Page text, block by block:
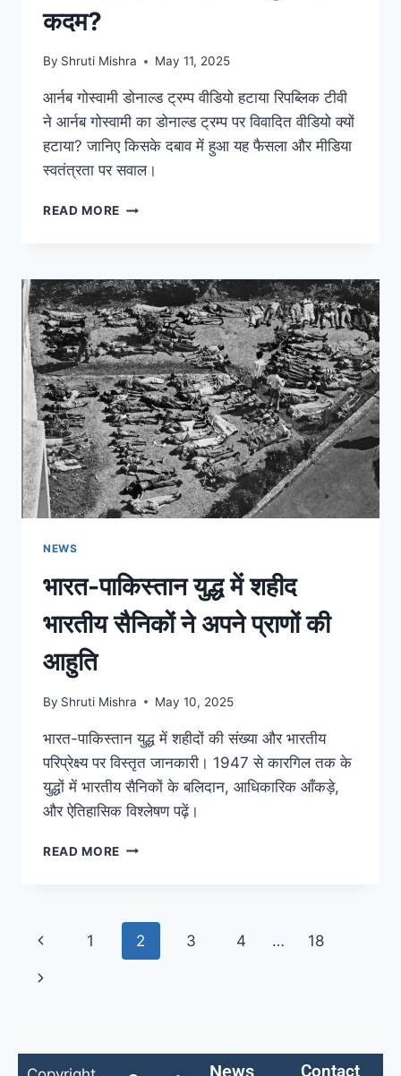
कदम?
By Shruti Mishra May 11, 2025
आर्नब गोस्वामी डोनाल्ड ट्रम्प वीडियो हटाया रिपब्लिक टीवी
ने आर्नब गोस्वामी का डोनाल्ड ट्रम्प पर विवादित वीडियो क्यों
हटाया? जानिए किसके दबाव में हुआ यह फैसला और मीडिया
स्वतंत्रता पर सवाल।
READ MORE
NEWS
भारत-पाकिस्तान युद्ध में शहीद
भारतीय सैनिकों ने अपने प्राणों की
आहुति
By Shruti Mishra May 10, 2025
भारत-पाकिस्तान युद्ध में शहीदों की संख्या और भारतीय
परिप्रेक्ष्य पर विस्तृत जानकारी। 1947 से कारगिल तक के
युद्धों में भारतीय सैनिकों के बलिदान, आधिकारिक आँकड़े,
और ऐतिहासिक विश्लेषण पढ़ें।
READ MORE
1 2 3 4 … 18
News Contact